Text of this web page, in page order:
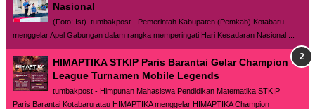
Nasional
(Foto: Ist) tumbakpost - Pemerintah Kabupaten (Pemkab) Kotabaru
menggelar Apel Gabungan dalam rangka memperingati Hari Kesadaran Nasional ...
HIMAPTIKA STKIP Paris Barantai Gelar Champion
League Turnamen Mobile Legends
tumbakpost - Himpunan Mahasiswa Pendidikan Matematika STKIP
Paris Barantai Kotabaru atau HIMAPTIKA menggelar HIMAPTIKA Champion